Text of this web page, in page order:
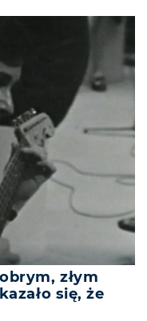
złym
się, że